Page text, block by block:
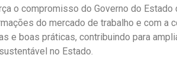
o compromisso do Governo do
do mercado de trabalho e com a
e boas práticas, contribuindo para
no Estado.